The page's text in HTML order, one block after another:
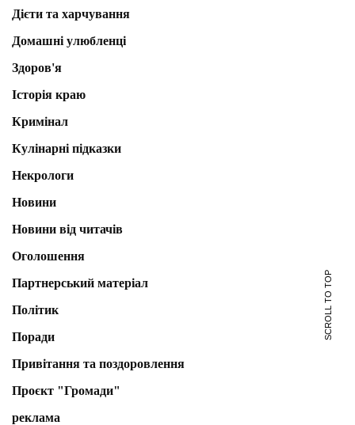
Дієти та харчування
Домашні улюбленці
Здоров'я
Історія краю
Кримінал
Кулінарні підказки
Некрологи
Новини
Новини від читачів
Оголошення
Партнерський матеріал
Політик
Поради
Привітання та поздоровлення
Проєкт "Громади"
реклама
SCROLL TO TOP